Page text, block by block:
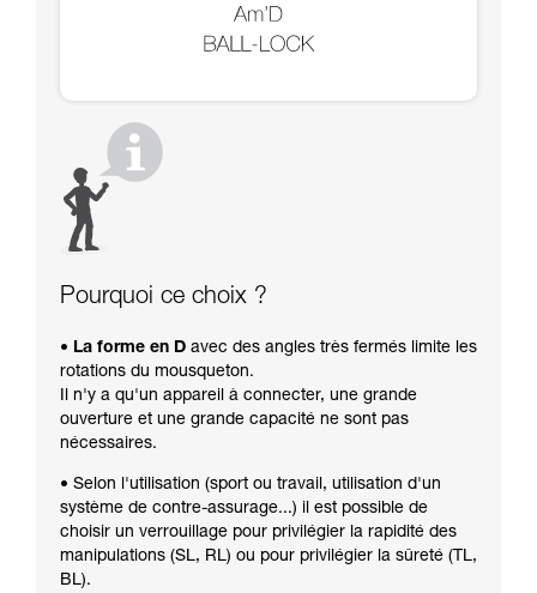
Pourquoi ce choix ?
• La forme en D avec des angles très fermés limite les
rotations du mousqueton.
Il n'y a qu'un appareil à connecter, une grande
ouverture et une grande capacité ne sont pas
nécessaires.
• Selon l'utilisation (sport ou travail, utilisation d'un
système de contre-assurage...) il est possible de
choisir un verrouillage pour privilégier la rapidité des
manipulations (SL, RL) ou pour privilégier la sûreté (TL,
BL).